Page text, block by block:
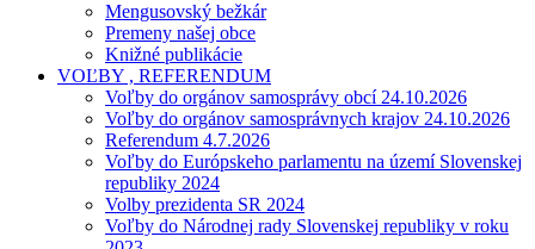
Mengusovský bežkár
Premeny našej obce
Knižné publikácie
VOĽBY , REFERENDUM
Voľby do orgánov samosprávy obcí 24.10.2026
Voľby do orgánov samosprávnych krajov 24.10.2026
Referendum 4.7.2026
Voľby do Európskeho parlamentu na území Slovenskej
republiky 2024
Volby prezidenta SR 2024
Voľby do Národnej rady Slovenskej republiky v roku